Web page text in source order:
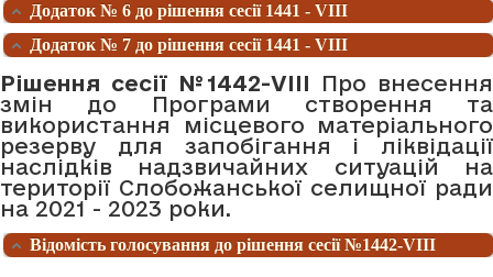
Додаток № 6 до рішення сесії 1441 - VIII
Додаток № 7 до рішення сесії 1441 - VIII
Рішення сесії №1442-VIII Про внесення
змін до Програми створення та
використання місцевого матеріального
резерву для запобігання і ліквідації
наслідків надзвичайних ситуацій на
території Слобожанської селищної ради
на 2021 - 2023 роки.
Відомість голосування до рішення сесії №1442-VIII